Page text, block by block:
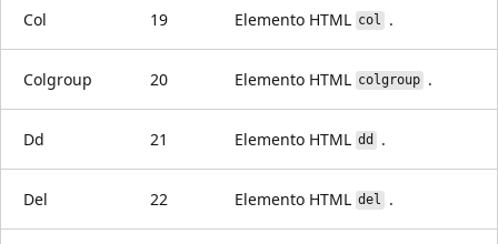
Col 19 Elemento HTML col .
Colgroup 20 Elemento HTML colgroup .
Dd 21 Elemento HTML dd .
Del 22 Elemento HTML del .